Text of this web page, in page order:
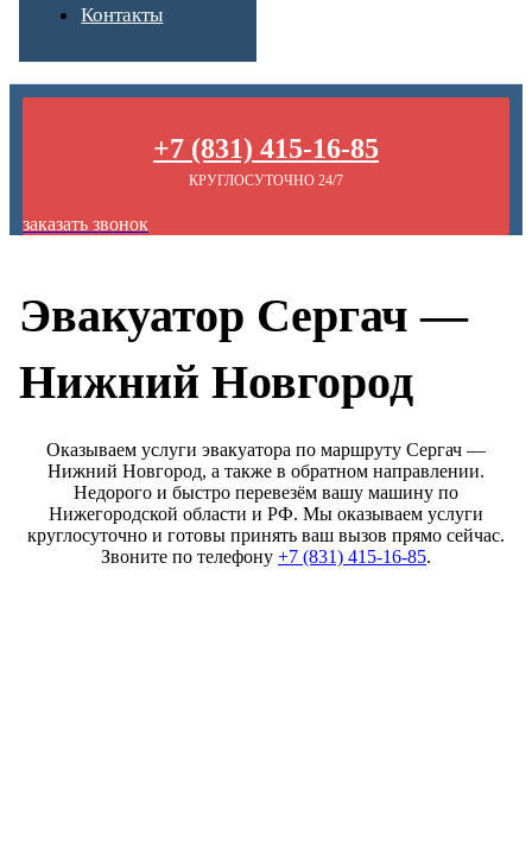
Контакты
+7 (831) 415-16-85
КРУГЛОСУТОЧНО 24/7
заказать звонок
Эвакуатор Сергач —
Нижний Новгород
Оказываем услуги эвакуатора по маршруту Сергач —
Нижний Новгород, а также в обратном направлении.
Недорого и быстро перевезём вашу машину по
Нижегородской области и РФ. Мы оказываем услуги
круглосуточно и готовы принять ваш вызов прямо сейчас.
Звоните по телефону +7 (831) 415-16-85.